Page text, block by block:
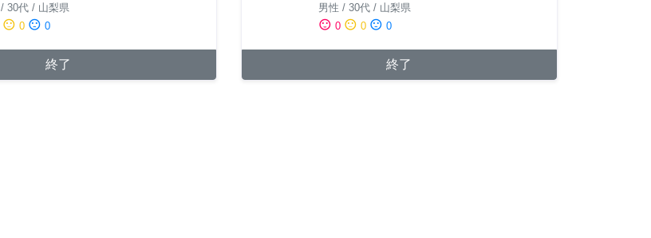
/ 30代 / 山梨県
sentiment_neutral 0 sentiment_dissatisfied 0
終了
男性 / 30代/ 山梨県
sentiment_satisfied 0 sentiment_neutral 0 sentiment_dissatisfied 0
終了